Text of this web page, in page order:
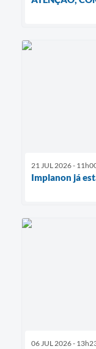
21 JUL 2026 -
Implanon já
06 JUL 2026 -